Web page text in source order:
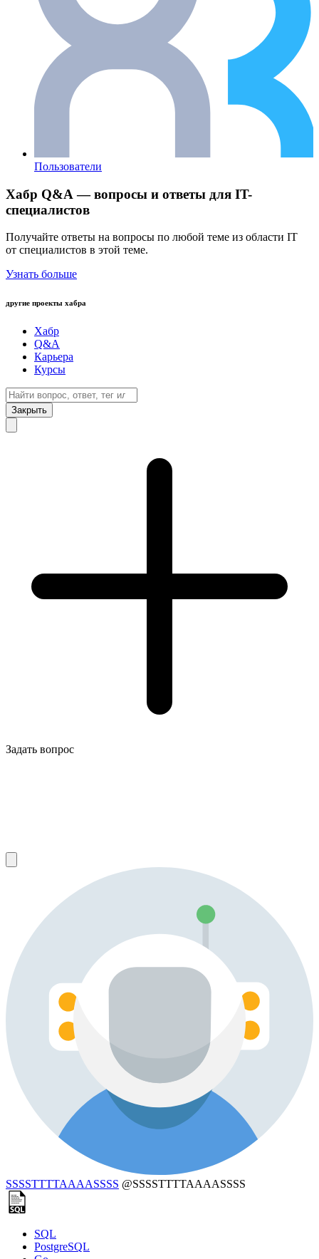
Пользователи
Хабр Q&A — вопросы и ответы для IT-
специалистов
Получайте ответы на вопросы по любой теме из области IT
от специалистов в этой теме.
Узнать больше
другие проекты хабра
Хабр
Q&A
Карьера
Курсы
Закрыть
Задать вопрос
SSSSTTTTAAAASSSS @SSSSTTTTAAAASSSS
SQL
PostgreSQL